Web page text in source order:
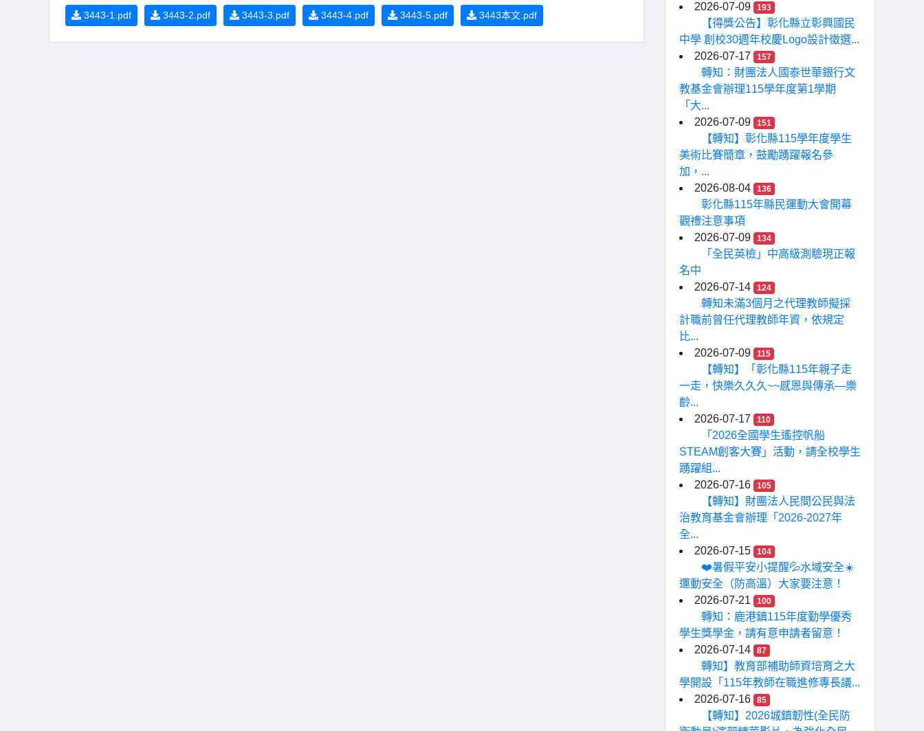
3443-1.pdf 3443-2.pdf 3443-3.pdf 3443-4.pdf 3443-5.pdf 3443本文.pdf
2026-07-09
193
【得獎公告】彰化縣立彰興國民
中學 創校30週年校慶Logo設計徵選...
2026-07-17
157
轉知：財團法人國泰世華銀行文
教基金會辦理115學年度第1學期
「大...
2026-07-09
151
【轉知】彰化縣115學年度學生
美術比賽簡章，鼓勵踴躍報名參
加，...
2026-08-04
136
彰化縣115年縣民運動大會開幕
觀禮注意事項
2026-07-09
134
「全民英檢」中高級測驗現正報
名中
2026-07-14
124
轉知未滿3個月之代理教師擬採
計職前曾任代理教師年資，依規定
比...
2026-07-09
115
【轉知】「彰化縣115年親子走
一走，快樂久久久~~感恩與傳承—樂
齡...
2026-07-17
110
「2026全國學生遙控帆船
STEAM創客大賽」活動，請全校學生
踴躍組...
2026-07-16
105
【轉知】財團法人民間公民與法
治教育基金會辦理「2026-2027年
全...
2026-07-15
104
❤️暑假平安小提醒💦水域安全☀️
運動安全（防高溫）大家要注意！
2026-07-21
100
轉知：鹿港鎮115年度勤學優秀
學生獎學金，請有意申請者留意！
2026-07-14
87
轉知】教育部補助師資培育之大
學開設「115年教師在職進修專長議...
2026-07-16
85
【轉知】2026城鎮韌性(全民防